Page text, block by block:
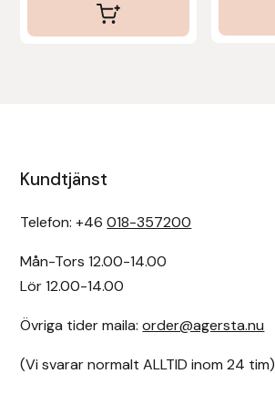
Kundtjänst
Telefon: +46018-357200
Mån-Tors 12.00-14.00
Lör 12.00-14.00
Övriga tider maila:order@agersta.nu
(Vi svarar normalt ALLTID inom 24 tim)
Werkman Hoofcare